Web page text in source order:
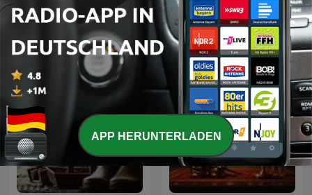
عُمان عبر الزمان
مفاهيم مع الكاتب سامر
إسلامبولي
APP HERUNTERLADEN